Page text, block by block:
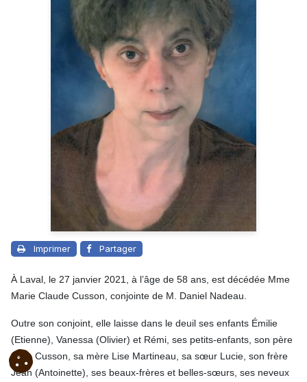
Imprimer Partager
À Laval, le 27 janvier 2021, à l’âge de 58 ans, est décédée Mme
Marie Claude Cusson, conjointe de M. Daniel Nadeau.
Outre son conjoint, elle laisse dans le deuil ses enfants Émilie
(Etienne), Vanessa (Olivier) et Rémi, ses petits-enfants, son père
Jean Cusson, sa mère Lise Martineau, sa sœur Lucie, son frère
Jean (Antoinette), ses beaux-frères et belles-sœurs, ses neveux